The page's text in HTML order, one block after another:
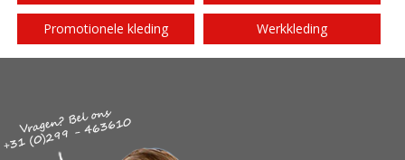
Promotionele kleding Werkkleding